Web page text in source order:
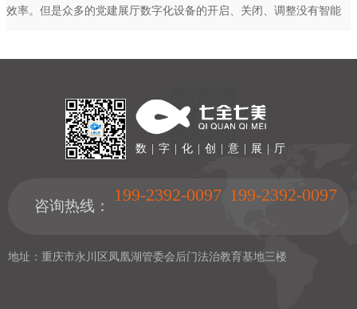
效率。但是众多的党建展厅数字化设备的开启、关闭、调整没有智能
开启关闭，非常浪费时间，所以七全七美根据党建展厅的设备清单专
数 | 字 | 化 | 创 | 意 | 展 | 厅
咨询热线：
199-2392-0097 199-2392-0097
地址：重庆市永川区凤凰湖管委会后门法治教育基地三楼